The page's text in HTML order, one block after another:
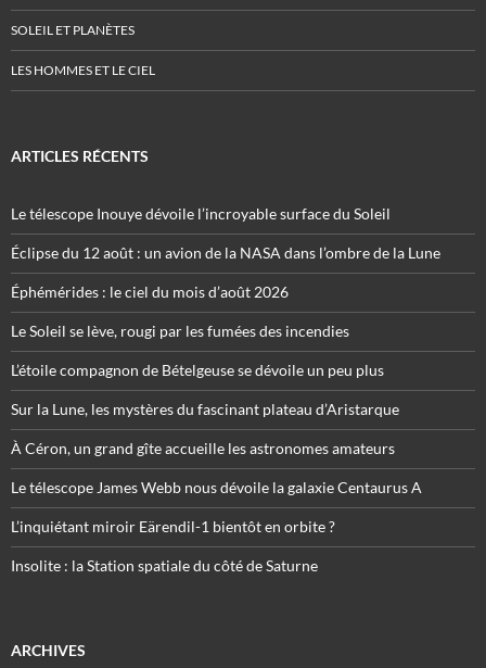
SOLEIL ET PLANÈTES
LES HOMMES ET LE CIEL
ARTICLES RÉCENTS
Le télescope Inouye dévoile l’incroyable surface du Soleil
Éclipse du 12 août : un avion de la NASA dans l’ombre de la Lune
Éphémérides : le ciel du mois d’août 2026
Le Soleil se lève, rougi par les fumées des incendies
L’étoile compagnon de Bételgeuse se dévoile un peu plus
Sur la Lune, les mystères du fascinant plateau d’Aristarque
À Céron, un grand gîte accueille les astronomes amateurs
Le télescope James Webb nous dévoile la galaxie Centaurus A
L’inquiétant miroir Eärendil-1 bientôt en orbite ?
Insolite : la Station spatiale du côté de Saturne
ARCHIVES